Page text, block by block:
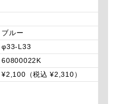
ブルー
φ33-L33
60800022K
¥2,100（税込 ¥2,310）